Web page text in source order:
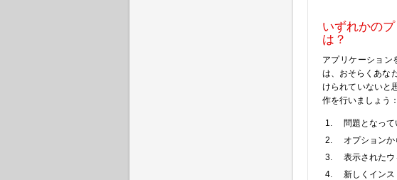
いずれかの
は？
アプリケーション
は、おそらくあな
けられていないと
作を行いましょう：
問題となって
オプションか
表示されたウ
新しくイン